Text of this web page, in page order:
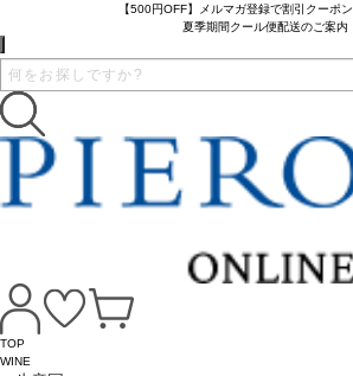
【500円OFF】メルマガ登録で割引クーポ
夏季期間クール便配送のご案内
TOP
WINE